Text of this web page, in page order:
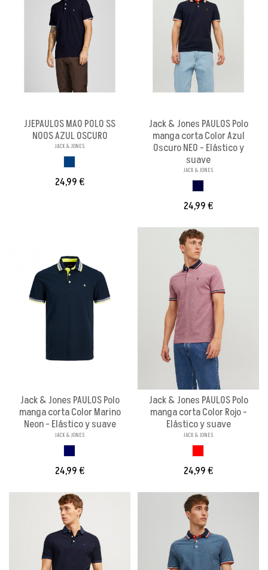
JJEPAULOS MAO POLO SS
NOOS AZUL OSCURO
JACK & JONES
24,99 €
Jack & Jones PAULOS Polo
manga corta Color Azul
Oscuro NEO - Elástico y
suave
JACK & JONES
24,99 €
Jack & Jones PAULOS Polo
manga corta Color Marino
Neon - Elástico y suave
JACK & JONES
24,99 €
Jack & Jones PAULOS Polo
manga corta Color Rojo -
Elástico y suave
JACK & JONES
24,99 €